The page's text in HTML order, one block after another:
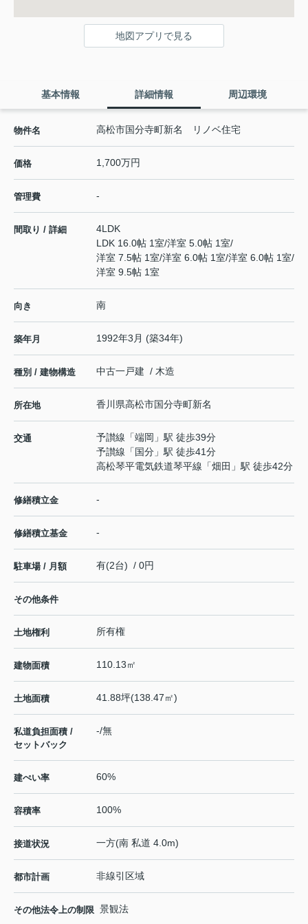
地図アプリで見る
基本情報 詳細情報 周辺環境
物件名 高松市国分寺町新名 リノベ住宅
価格 1,700万円
管理費 -
間取り / 詳細
4LDK
LDK 16.0帖 1室/洋室 5.0帖 1室/
洋室 7.5帖 1室/洋室 6.0帖 1室/洋室 6.0帖 1室/
洋室 9.5帖 1室
向き 南
築年月 1992年3月 (築34年)
種別 / 建物構造 中古一戸建 / 木造
所在地 香川県高松市国分寺町新名
交通 予讃線 「端岡 」駅 徒歩39分
予讃線 「 国分 」駅 徒歩41分
高松琴平電気鉄道琴平線 「畑田 」駅 徒歩42分
修繕積立金 -
修繕積立基金 -
駐車場 / 月額 有(2台) / 0円
その他条件
土地権利 所有権
建物面積 110.13㎡
土地面積 41.88坪(138.47㎡)
私道負担面積 /
セットバック
-/無
建ぺい率 60%
容積率 100%
接道状況 一方(南 私道 4.0m)
都市計画 非線引区域
その他法令上の制限 景観法